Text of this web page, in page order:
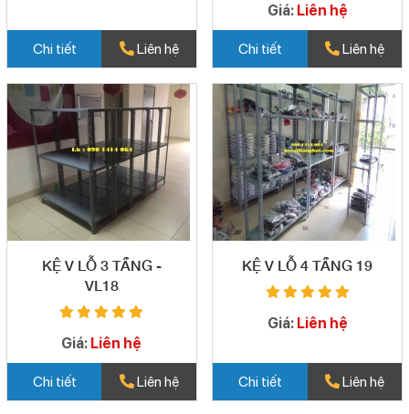
Chi tiết Liên hệ
Giá: Liên hệ
Chi tiết Liên hệ
KỆ V LỖ 3 TẦNG -
VL18
Giá: Liên hệ
Chi tiết Liên hệ
KỆ V LỖ 4 TẦNG 19
Giá: Liên hệ
Chi tiết Liên hệ